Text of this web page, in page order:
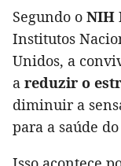
Segundo o NIH
Institutos
Unidos, a
a reduzir o
diminuir a
para a saúde